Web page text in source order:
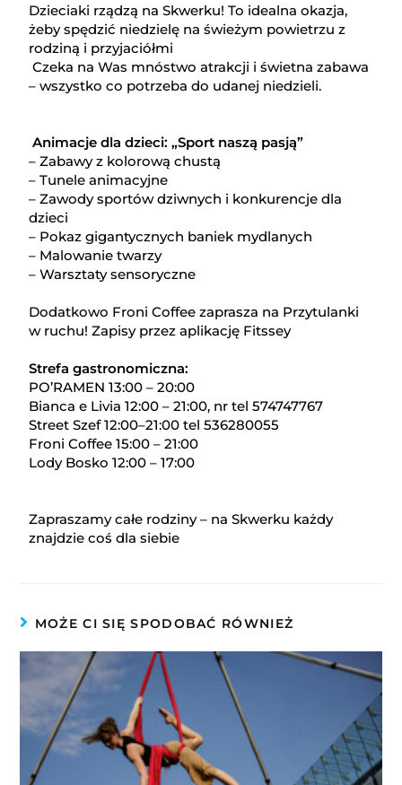
Dzieciaki rządzą na Skwerku! To idealna okazja,
żeby spędzić niedzielę na świeżym powietrzu z
rodziną i przyjaciółmi
Czeka na Was mnóstwo atrakcji i świetna zabawa
– wszystko co potrzeba do udanej niedzieli.
Animacje dla dzieci: „Sport naszą pasją”
– Zabawy z kolorową chustą
– Tunele animacyjne
– Zawody sportów dziwnych i konkurencje dla
dzieci
– Pokaz gigantycznych baniek mydlanych
– Malowanie twarzy
– Warsztaty sensoryczne
Dodatkowo Froni Coffee zaprasza na Przytulanki
w ruchu! Zapisy przez aplikację Fitssey
Strefa gastronomiczna:
PO’RAMEN 13:00 – 20:00
Bianca e Livia 12:00 – 21:00, nr tel 574747767
Street Szef 12:00–21:00 tel 536280055
Froni Coffee 15:00 – 21:00
Lody Bosko 12:00 – 17:00
Zapraszamy całe rodziny – na Skwerku każdy
znajdzie coś dla siebie
MOŻE CI SIĘ SPODOBAĆ RÓWNIEŻ